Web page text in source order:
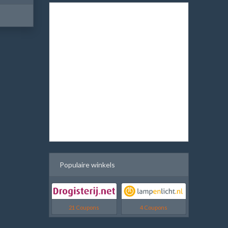
Populaire winkels
21 Coupons 4 Coupons